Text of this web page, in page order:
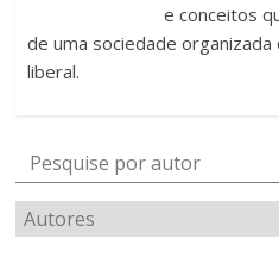
e conceitos
de uma sociedade
liberal.
Pesquise por autor